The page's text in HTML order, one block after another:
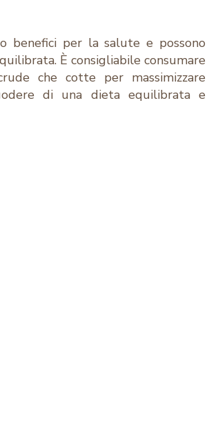
benefici per la salute e possono
È consigliabile consumare
che cotte per massimizzare
di una dieta equilibrata e